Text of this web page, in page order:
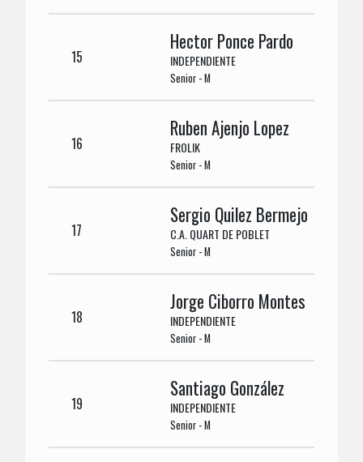
15
Hector Ponce Pardo
INDEPENDIENTE
Senior - M
16
Ruben Ajenjo Lopez
FROLIK
Senior - M
17
Sergio Quilez Bermejo
C.A. QUART DE POBLET
Senior - M
18
Jorge Ciborro Montes
INDEPENDIENTE
Senior - M
19
Santiago González
INDEPENDIENTE
Senior - M